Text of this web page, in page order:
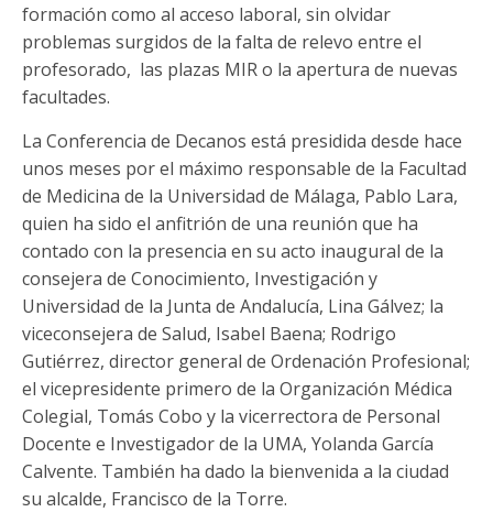
formación como al acceso laboral, sin olvidar
problemas surgidos de la falta de relevo entre el
profesorado, las plazas MIR o la apertura de nuevas
facultades.
La Conferencia de Decanos está presidida desde hace
unos meses por el máximo responsable de la Facultad
de Medicina de la Universidad de Málaga, Pablo Lara,
quien ha sido el anfitrión de una reunión que ha
contado con la presencia en su acto inaugural de la
consejera de Conocimiento, Investigación y
Universidad de la Junta de Andalucía, Lina Gálvez; la
viceconsejera de Salud, Isabel Baena; Rodrigo
Gutiérrez, director general de Ordenación Profesional;
el vicepresidente primero de la Organización Médica
Colegial, Tomás Cobo y la vicerrectora de Personal
Docente e Investigador de la UMA, Yolanda García
Calvente. También ha dado la bienvenida a la ciudad
su alcalde, Francisco de la Torre.